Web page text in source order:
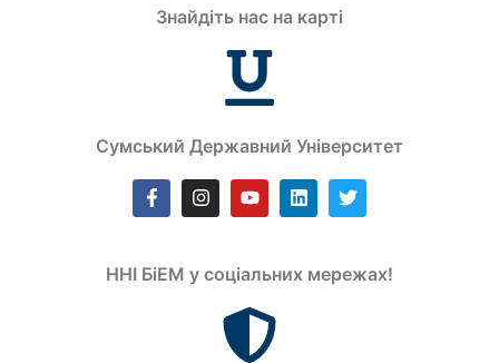
Знайдіть нас на карті
Сумський Державний Університет
ННІ БіЕМ у соціальних мережах!